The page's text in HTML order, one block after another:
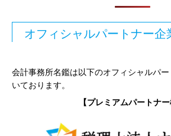
オフィシャルパートナー企
会計事務所名鑑は以下のオフィシャルパ
いております。
【プレミアムパートナー